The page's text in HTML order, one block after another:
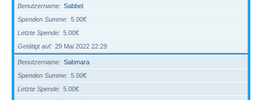
Benutzername
Sabbel
Spenden Summe
5.00€
Letzte Spende
5.00€
Getätigt auf
29 Mai 2022 22:29
Benutzername
Sabmara
Spenden Summe
5.00€
Letzte Spende
5.00€